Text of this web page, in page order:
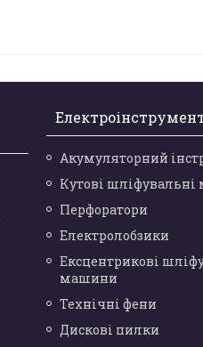
Акумуляторний
Кутові
Перфоратори
Електролобзики
Ексцентрикові
машини
Технічні фени
Дискові пилки